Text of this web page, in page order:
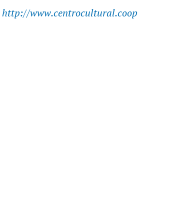
http://www.centrocultural.coop